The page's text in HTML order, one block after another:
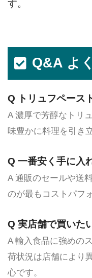
す。
Q&A よ
Q トリュフペース
A 濃厚で芳醇なトリ
味豊かに料理を引き
Q 一番安く手に入
A 通販のセールや送
のが最もコストパフ
Q 実店舗で買いた
A 輸入食品に強めの
荷状況は店舗により
心です。